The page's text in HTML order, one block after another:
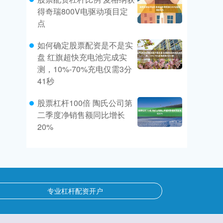
得奇瑞800V电驱动项目定
点
如何确定股票配资是不是实
盘 红旗超快充电池完成实
测，10%-70%充电仅需3分
41秒
股票杠杆100倍 陶氏公司第
二季度净销售额同比增长
20%
专业杠杆配资开户